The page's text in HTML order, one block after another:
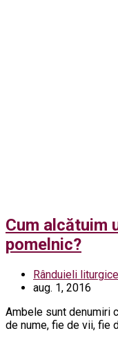
Cum alcătuim
pomelnic?
Rânduieli liturgice
aug. 1, 2016
Ambele sunt denumiri
de nume, fie de vii, fie